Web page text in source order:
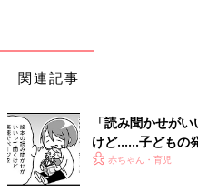
関連記事
「読み聞かせが
けど……子どもの
う子育て ＃64』
赤ちゃん・育児